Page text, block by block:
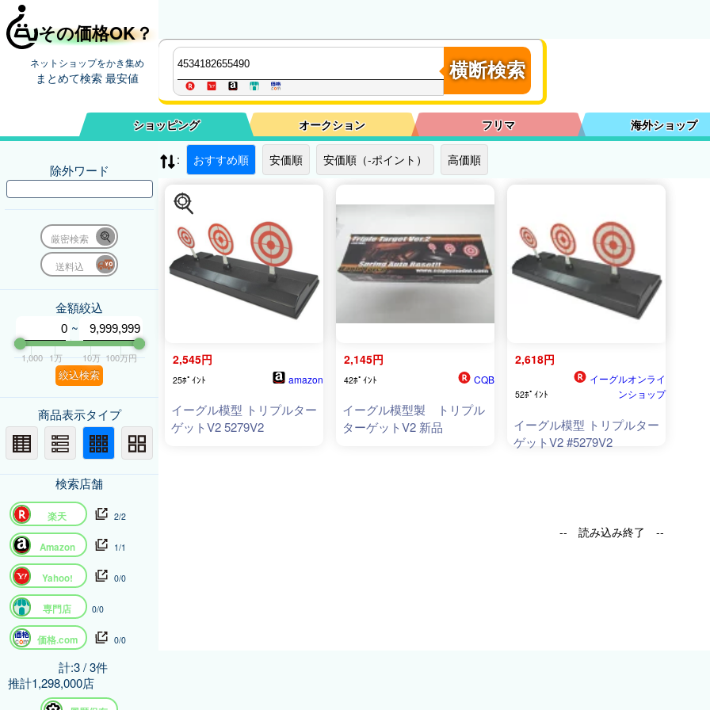
その価格OK？
ネットショップをかき集め
まとめて検索 最安値 横断検索
ショッピング オークション フリマ 海外ショップ
除外ワード
厳密検索
送料込
金額絞込
~
1,000 1万 10万 100万円
絞込検索
商品表示タイプ
検索店舗
楽天 2/2
Amazon 1/1
Yahoo! 0/0
専門店 0/0
価格.com 0/0
計:3 / 3件
推計1,298,000店
: おすすめ順 安価順 安価順（-ポイント） 高価順
2,545円
25ﾎﾟｲﾝﾄ amazon
イーグル模型 トリプルター
ゲットV2 5279V2
2,145円
42ﾎﾟｲﾝﾄ CQB
イーグル模型製 トリプル
ターゲットV2 新品
2,618円
52ﾎﾟｲﾝﾄ
イーグルオンライ
ンショップ
イーグル模型 トリプルター
ゲットV2 #5279V2
-- 読み込み終了 --